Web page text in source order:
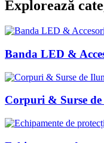
Explorează
Banda LED &
Corpuri & Surse